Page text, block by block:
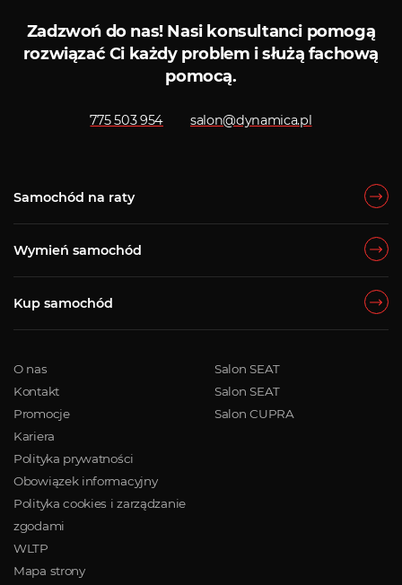
Zadzwoń do nas!Nasi konsultanci pomogą
rozwiązać Ci każdy problem i służą fachową
pomocą.
775 503 954 salon@dynamica.pl
Samochód na raty
Wymień samochód
Kup samochód
O nas
Kontakt
Promocje
Kariera
Polityka prywatności
Obowiązek informacyjny
Polityka cookies i zarządzanie
zgodami
WLTP
Mapa strony
Salon SEAT
Salon SEAT
Salon CUPRA